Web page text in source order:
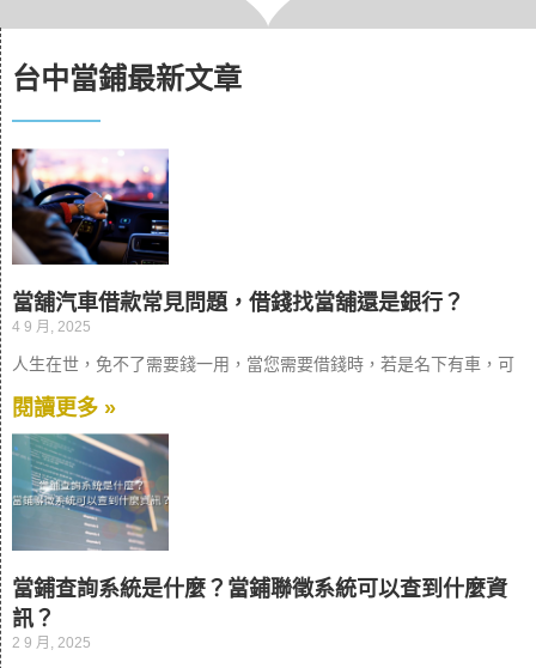
台中當鋪最新文章
當舖汽車借款常見問題，借錢找當舖還是銀行？
4 9 月, 2025
人生在世，免不了需要錢一用，當您需要借錢時，若是名下有車，可
閱讀更多 »
當鋪查詢系統是什麼？當鋪聯徵系統可以查到什麼資
訊？
2 9 月, 2025